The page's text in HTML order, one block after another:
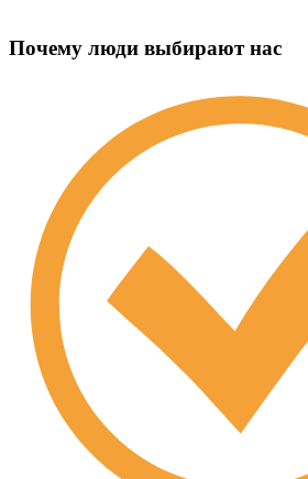
Почему люди выбирают нас